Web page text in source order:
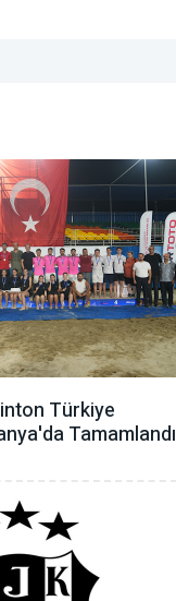
Türkiye
Tamamlandı